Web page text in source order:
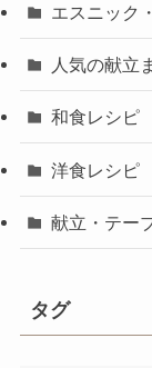
エスニック
人気の献立
和食レシピ
洋食レシピ
献立・テー
タグ